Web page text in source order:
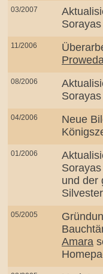
03/2007
11/2006
08/2006
04/2006
Neue
01/2006
und der
05/2005
Amara